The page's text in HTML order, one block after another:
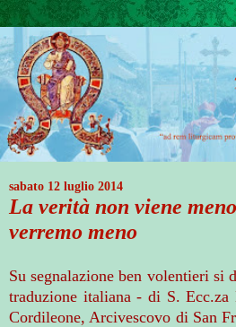
sabato 12 luglio 2014
La verità non viene
verremo meno
Su segnalazione ben volentieri si
traduzione italiana - di S. Ecc.za
Cordileone, Arcivescovo di San